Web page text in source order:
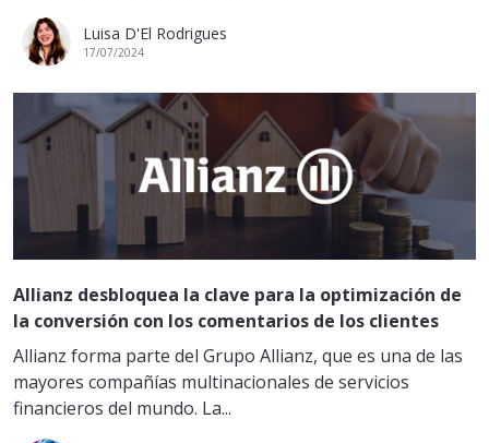
Luisa D'El Rodrigues
17/07/2024
Allianz desbloquea la clave para la optimización de
la conversión con los comentarios de los clientes
Allianz forma parte del Grupo Allianz, que es una de las
mayores compañías multinacionales de servicios
financieros del mundo. La...